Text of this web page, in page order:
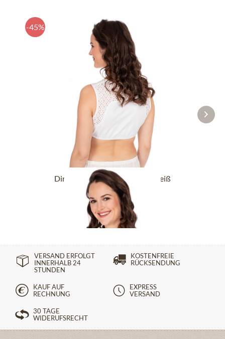
-45%
Dirndlbluse HANNELI-DALI weiß
24,90 € 44,90 €
VERSAND ERFOLGT
INNERHALB 24
STUNDEN
KOSTENFREIE
RÜCKSENDUNG
KAUF AUF
RECHNUNG
EXPRESS
VERSAND
30 TAGE
WIDERUFSRECHT